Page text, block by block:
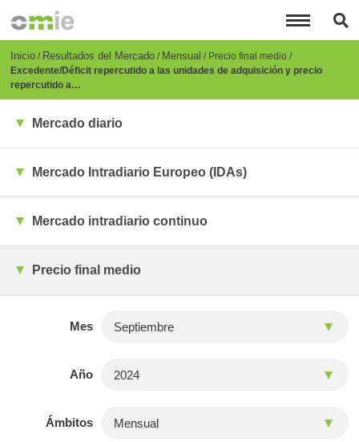
principal
Breadcrumb
Inicio Resultados del Mercado Mensual
Precio final medio
Excedente/Déficit repercutido a las unidades de adquisición y precio
repercutido a…
Mercado diario
Mercado Intradiario Europeo (IDAs)
Mercado intradiario continuo
Precio final medio
Mes
Año
Ámbitos